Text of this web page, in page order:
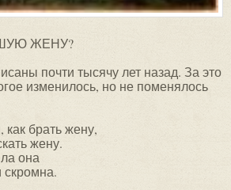
ЖЕНУ?
почти тысячу лет назад. За это
изменилось, но не поменялось
брать жену,
жену.
она